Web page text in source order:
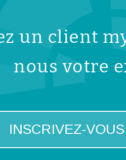
un client
nous votre
INSCRIVEZ-